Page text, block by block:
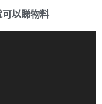
以睇物料